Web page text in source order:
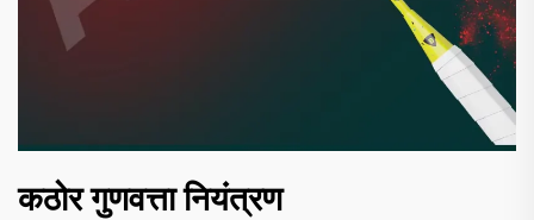
कठोर गुणवत्ता नियंत्रण